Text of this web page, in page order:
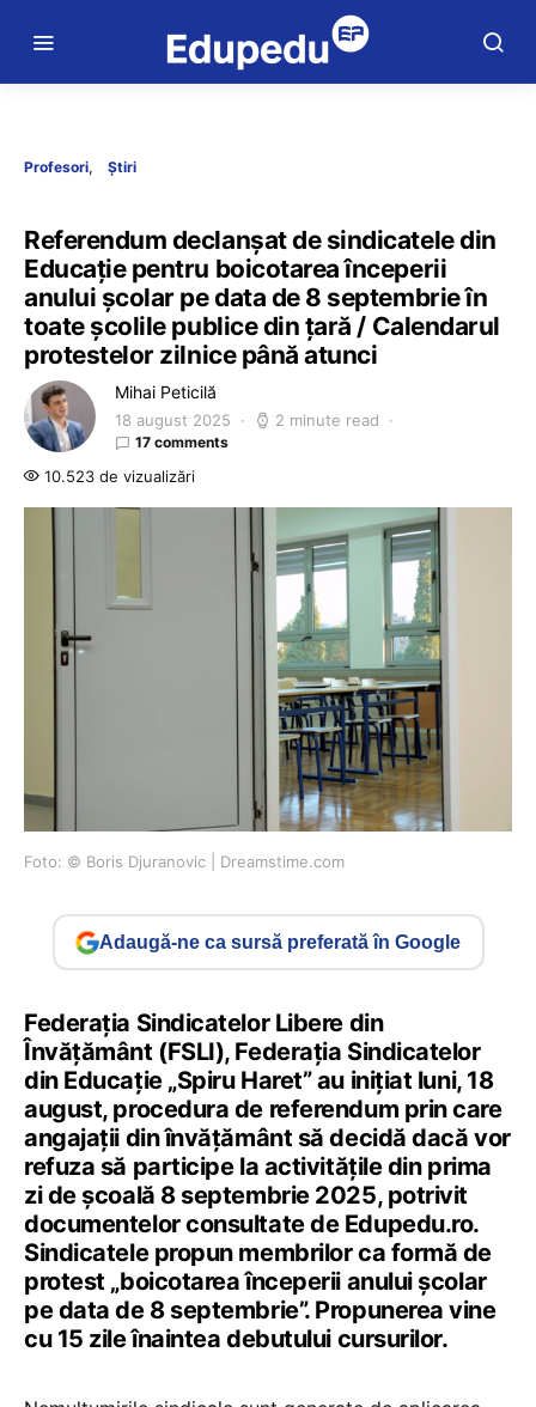
Profesori Știri
Referendum declanșat de sindicatele din
Educație pentru boicotarea începerii
anului școlar pe data de 8 septembrie în
toate școlile publice din țară / Calendarul
protestelor zilnice până atunci
Mihai Peticilă
18 august 2025 2 minute read
17 comments
10.523 de vizualizări
Foto: © Boris Djuranovic | Dreamstime.com
Adaugă-ne ca sursă preferată în Google
Federația Sindicatelor Libere din
Învățământ (FSLI), Federația Sindicatelor
din Educație „Spiru Haret” au inițiat luni, 18
august, procedura de referendum prin care
angajații din învățământ să decidă dacă vor
refuza să participe la activitățile din prima
zi de școală 8 septembrie 2025, potrivit
documentelor consultate de Edupedu.ro.
Sindicatele propun membrilor ca formă de
protest „boicotarea începerii anului școlar
pe data de 8 septembrie”. Propunerea vine
cu 15 zile înaintea debutului cursurilor.